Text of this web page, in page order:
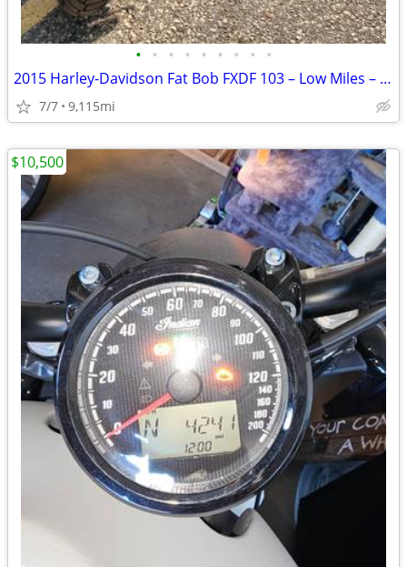
• • • • • • • • •
2015 Harley-Davidson Fat Bob FXDF 103 – Low Miles – Excellent Cond.
7/7 9,115mi
$10,500